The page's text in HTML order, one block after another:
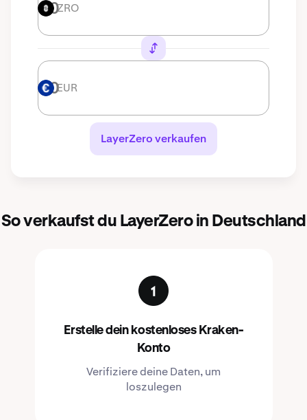
ZRO ZRO
EUR EUR
LayerZero verkaufen
So verkaufst du LayerZero in Deutschland
Erstelle dein kostenloses Kraken-
Konto
Verifiziere deine Daten, um
loszulegen